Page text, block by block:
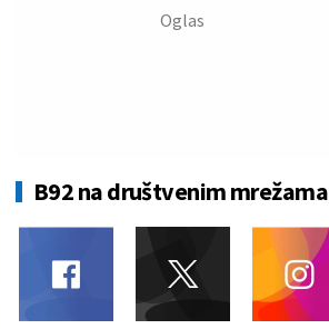
B92 na društvenim mrežama